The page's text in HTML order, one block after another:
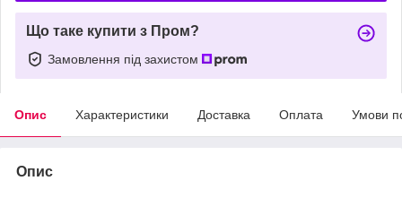
Що таке купити з Пром?
Замовлення під захистом
Опис Характеристики Доставка Оплата Умови
Опис